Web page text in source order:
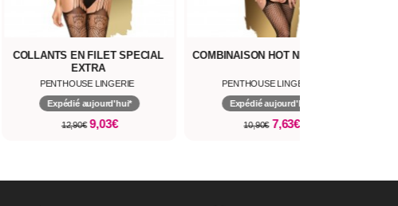
COLLANTS EN FILET SPECIAL
EXTRA
PENTHOUSE LINGERIE
Expédié aujourd'hui*
12,90€9,03€
COMBINAISON HOT NIGHTFALL
PENTHOUSE LINGERIE
Expédié aujourd'hui*
10,90€7,63€